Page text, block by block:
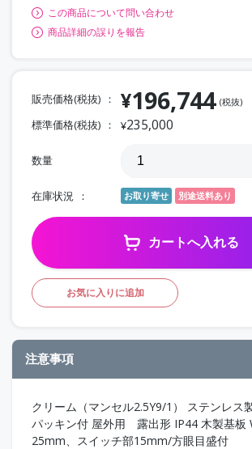
この商品について問い合わせ
商品詳細の誤りを報告
販売価格(税抜) ¥196,744 (税抜)
標準価格(税抜) ¥235,000
数量
在庫状況 お取り寄せ 別途送料あり
カートへ入れる
お気に入りに追加
注意事項
クリーム（マンセル2.5Y9/1） ステンレス
パッキン付 屋外用 露出形 IP44 木製基板
25mm、スイッチ部15mm/方眼目盛付